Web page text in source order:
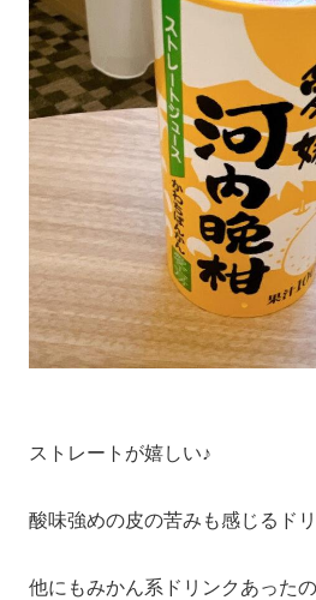
ストレートが嬉しい♪
酸味強めの皮の苦みも感じるドリ
他にもみかん系ドリンクあった